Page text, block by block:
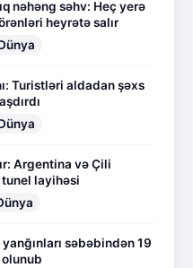
nəhəng səhv: Heç yerə
heyrətə salır
Turistləri aldadan şəxs
Argentina və Çili
tunel layihəsi
səbəbindən 19